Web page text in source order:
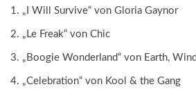
„I Will Survive“ von Gloria Gaynor
„Le Freak“ von Chic
„Boogie Wonderland“ von Earth,
„Celebration“ von Kool & the Gang